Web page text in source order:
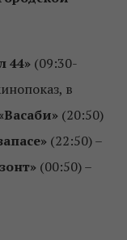
44» (09:30-
в
(20:50)
(22:50) –
(00:50) –